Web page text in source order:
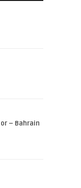
– Bahrain